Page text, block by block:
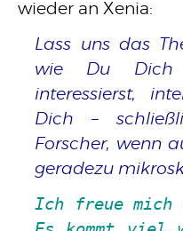
wieder an Xenia:
Lass uns das
wie Du Dich
interessierst,
Dich –
Forscher, wenn
geradezu
Ich freue mich